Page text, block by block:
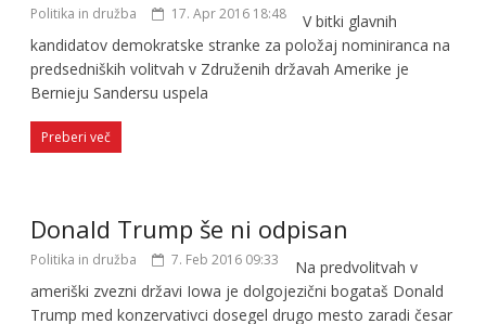
Politika in družba 17. Apr 2016 18:48
V bitki glavnih
kandidatov demokratske stranke za položaj nominiranca na
predsedniških volitvah v Združenih državah Amerike je
Bernieju Sandersu uspela
Preberi več
Donald Trump še ni odpisan
Politika in družba 7. Feb 2016 09:33
Na predvolitvah v
ameriški zvezni državi Iowa je dolgojezični bogataš Donald
Trump med konzervativci dosegel drugo mesto zaradi česar